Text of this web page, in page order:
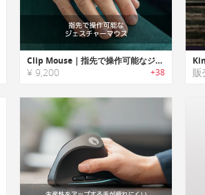
Clip Mouse｜指先で操作可能なジェスチャーマウス
¥ 9,200 +38 販